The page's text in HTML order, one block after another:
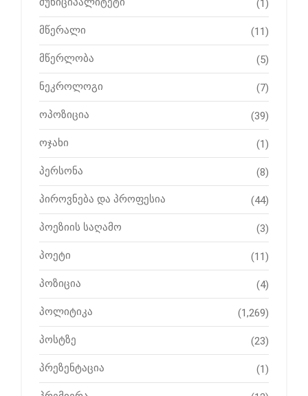
(1)
მწერალი (11)
მწერლობა (5)
ნეკროლოგი (7)
ოპოზიცია (39)
ოჯახი (1)
პერსონა (8)
პიროვნება და პროფესია (44)
პოეზიის საღამო (3)
პოეტი (11)
პოზიცია (4)
პოლიტიკა (1,269)
პოსტზე (23)
პრეზენტაცია (1)